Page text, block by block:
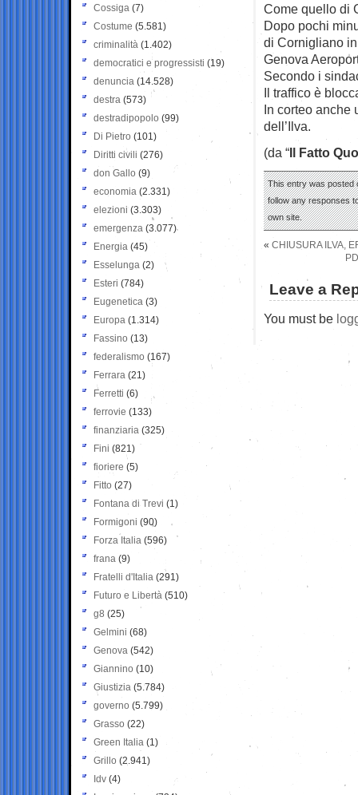
Come quello di
Dopo pochi
di Cornigliano
Genova
Secondo i
Il traffico è
In corteo anche
dell’Ilva.
(da “Il Fatto
This entry was posted
follow any responses
own site.
« CHIUSURA ILVA,
Leave a
You must be
Cossiga (7)
Costume (5.581)
criminalità (1.402)
democratici e progressisti (19)
denuncia (14.528)
destra (573)
destradipopolo (99)
Di Pietro (101)
Diritti civili (276)
don Gallo (9)
economia (2.331)
elezioni (3.303)
emergenza (3.077)
Energia (45)
Esselunga (2)
Esteri (784)
Eugenetica (3)
Europa (1.314)
Fassino (13)
federalismo (167)
Ferrara (21)
Ferretti (6)
ferrovie (133)
finanziaria (325)
Fini (821)
fioriere (5)
Fitto (27)
Fontana di Trevi (1)
Formigoni (90)
Forza Italia (596)
frana (9)
Fratelli d'Italia (291)
Futuro e Libertà (510)
g8 (25)
Gelmini (68)
Genova (542)
Giannino (10)
Giustizia (5.784)
governo (5.799)
Grasso (22)
Green Italia (1)
Grillo (2.941)
Idv (4)